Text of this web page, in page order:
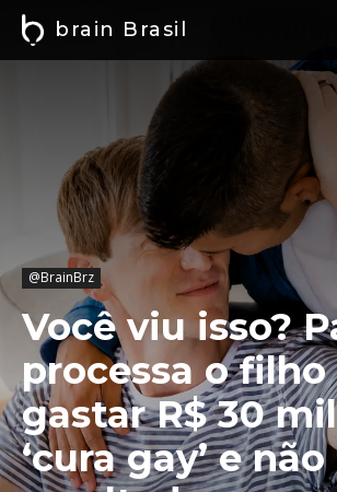
brain Brasil
@BrainBrz
Você viu isso?
processa o filho
gastar R$ 30
‘cura gay’ e